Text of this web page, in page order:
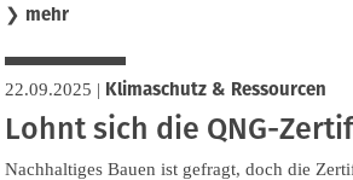
❯ mehr
22.09.2025 | Klimaschutz & Ressourcen
Lohnt sich die QNG-
Nachhaltiges Bauen ist gefragt, doch die